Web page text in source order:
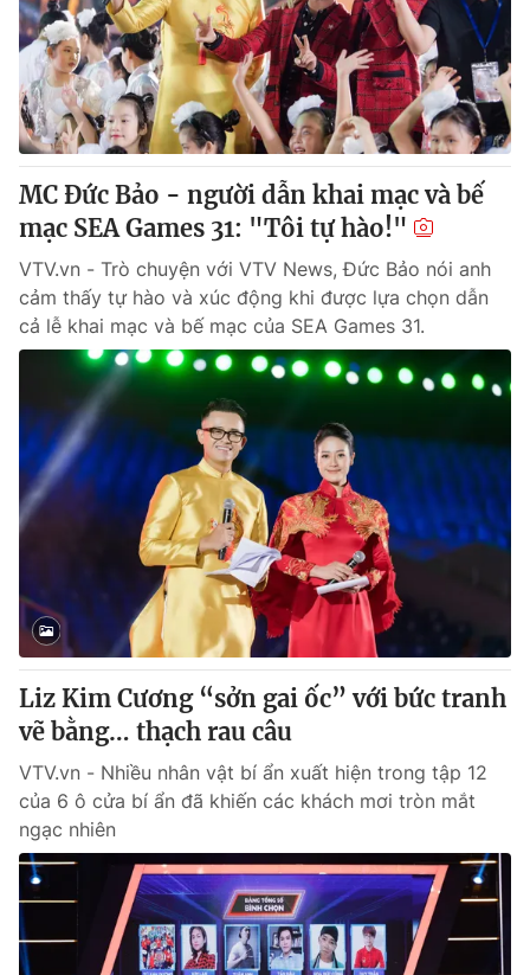
MC Đức Bảo - người dẫn khai mạc và bế
mạc SEA Games 31: "Tôi tự hào!"
VTV.vn - Trò chuyện với VTV News, Đức Bảo nói anh
cảm thấy tự hào và xúc động khi được lựa chọn dẫn
cả lễ khai mạc và bế mạc của SEA Games 31.
Liz Kim Cương “sởn gai ốc” với bức tranh
vẽ bằng… thạch rau câu
VTV.vn - Nhiều nhân vật bí ẩn xuất hiện trong tập 12
của 6 ô cửa bí ẩn đã khiến các khách mơi tròn mắt
ngạc nhiên